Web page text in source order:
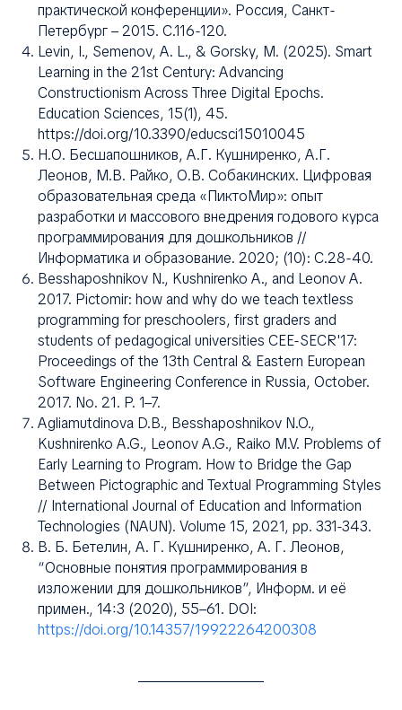
практической конференции». Россия, Санкт-
Петербург – 2015. С.116-120.
Levin, I., Semenov, A. L., & Gorsky, M. (2025). Smart
Learning in the 21st Century: Advancing
Constructionism Across Three Digital Epochs.
Education Sciences, 15(1), 45.
https://doi.org/10.3390/educsci15010045
Н.О. Бесшапошников, А.Г. Кушниренко, А.Г.
Леонов, М.В. Райко, О.В. Собакинских. Цифровая
образовательная среда «ПиктоМир»: опыт
разработки и массового внедрения годового курса
программирования для дошкольников //
Информатика и образование. 2020; (10): С.28-40.
Besshaposhnikov N., Kushnirenko A., and Leonov A.
2017. Pictomir: how and why do we teach textless
programming for preschoolers, first graders and
students of pedagogical universities CEE-SECR'17:
Proceedings of the 13th Central & Eastern European
Software Engineering Conference in Russia, October.
2017. No. 21. P. 1–7.
Agliamutdinova D.B., Besshaposhnikov N.O.,
Kushnirenko A.G., Leonov A.G., Raiko M.V. Problems of
Early Learning to Program. How to Bridge the Gap
Between Pictographic and Textual Programming Styles
// International Journal of Education and Information
Technologies (NAUN). Volume 15, 2021, pр. 331-343.
В. Б. Бетелин, А. Г. Кушниренко, А. Г. Леонов,
“Основные понятия программирования в
изложении для дошкольников”, Информ. и её
примен., 14:3 (2020), 55–61. DOI:
https://doi.org/10.14357/19922264200308